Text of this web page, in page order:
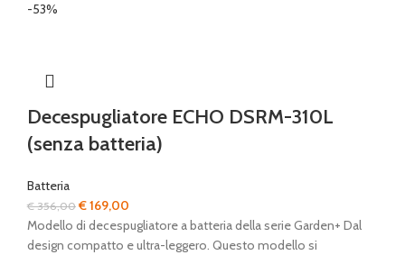
-53%
Decespugliatore ECHO DSRM-310L
(senza batteria)
Batteria
€356,00Il
prezzo
originale
€169,00
prezzo
attuale
Modello di decespugliatore a batteria della serie Garden+ Dal
design compatto e ultra-leggero. Questo modello si